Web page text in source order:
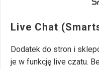
Live Chat
Dodatek do stron i
je w funkcję live czatu.